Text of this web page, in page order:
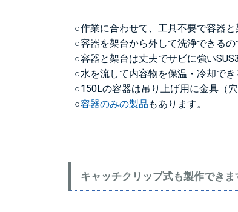
○作業に合わせて、工具不要で容器と
○容器を架台から外して洗浄できるの
○容器と架台は丈夫でサビに強い
○水を流して内容物を保温・冷却でき
○150Lの容器は吊り上げ用に金具（
○容器のみの製品 もあります。
キャッチクリップ式も製作できま